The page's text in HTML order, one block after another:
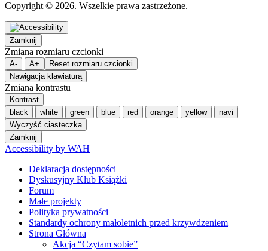
Copyright © 2026. Wszelkie prawa zastrzeżone.
Zamknij
Zmiana rozmiaru czcionki
A- A+
Reset rozmiaru czcionki
Nawigacja klawiaturą
Zmiana kontrastu
Kontrast
black
white green blue red orange yellow
navi
Wyczyść ciasteczka
Zamknij
Accessibility by WAH
Deklaracja dostępności
Dyskusyjny Klub Książki
Forum
Małe projekty
Polityka prywatności
Standardy ochrony małoletnich przed krzywdzeniem
Strona Główna
Akcja “Czytam sobie”